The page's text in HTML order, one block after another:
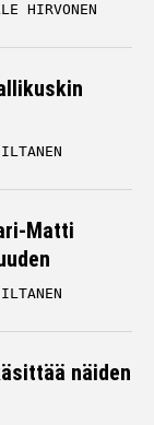
HIRVONEN
Matti
näiden